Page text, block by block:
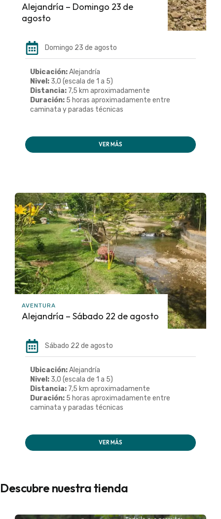
Alejandría – Domingo 23 de
agosto
Domingo 23 de agosto
Ubicación:Alejandría
Nivel: 3,0 (escala de 1 a 5)
Distancia: 7,5 km aproximadamente
Duración: 5 horas aproximadamente entre
caminata y paradas técnicas
VER MÁS
AVENTURA
Alejandría – Sábado 22 de agosto
Sábado 22 de agosto
Ubicación:Alejandría
Nivel: 3,0 (escala de 1 a 5)
Distancia: 7,5 km aproximadamente
Duración: 5 horas aproximadamente entre
caminata y paradas técnicas
VER MÁS
Descubre nuestra tienda